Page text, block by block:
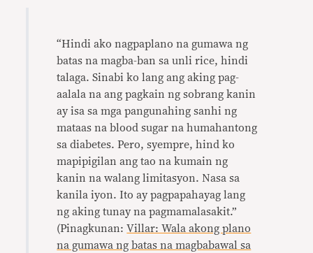
“Hindi ako nagpaplano na gumawa ng
batas na magba-ban sa unli rice, hindi
talaga. Sinabi ko lang ang aking pag-
aalala na ang pagkain ng sobrang kanin
ay isa sa mga pangunahing sanhi ng
mataas na blood sugar na humahantong
sa diabetes. Pero, syempre, hind ko
mapipigilan ang tao na kumain ng
kanin na walang limitasyon. Nasa sa
kanila iyon. Ito ay pagpapahayag lang
ng aking tunay na pagmamalasakit.”
(Pinagkunan:Villar: Wala akong plano
na gumawa ng batas na magbabawal sa